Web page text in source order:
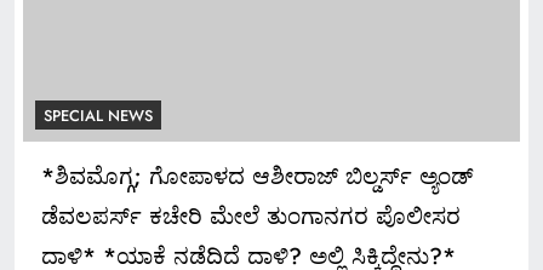
SPECIAL NEWS
ಅದ್ಧೂರಿ ಸ್ವಾಗತ ಬೇಡ: ಸಚಿವ ಮಧು ಬಂಗಾರಪ್ಪ ಸೂಚನೆ
May 13, 2024